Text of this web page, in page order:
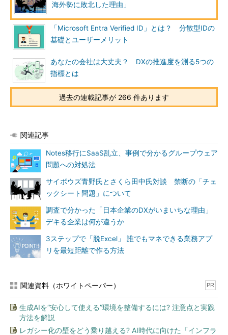
海外勢に敗北した理由」
「Microsoft Entra Verified ID」とは？ 分散型IDの
基礎とユーザーメリット
あなたの会社は大丈夫？ DXの推進度を測る5つの
指標とは
過去の連載記事が 266 件あります
関連記事
Notes移行にSaaS乱立、事例で分かるグループウェア
問題への対処法
サイボウズ青野氏とさくら田中氏対談 禁断の「チェ
ックシート問題」について
調査で分かった「日本企業のDXがいまいちな理由」
デキる企業は何が違うか
3ステップで「脱Excel」 誰でもマネできる業務アプ
リを最短距離で作る方法
関連資料（ホワイトペーパー） PR
生成AIを“安心して使える”環境を整備するには? 注意点と実践
方法を解説
レガシー化の壁をどう乗り越える? AI時代に向けた「インフラ